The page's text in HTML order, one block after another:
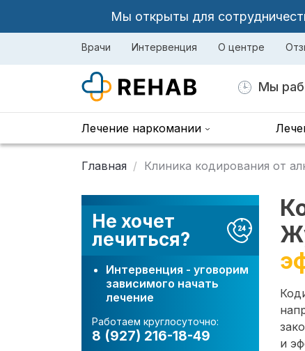
Мы открыты для
Врачи Интервенция О центре
Мы
Лечение наркомании
Главная Клиника кодирования от
Не хочет
лечиться?
Интервенция - уговорим
зависимого начать
лечение
Работаем круглосуточно:
8 (927) 216-18-49
и